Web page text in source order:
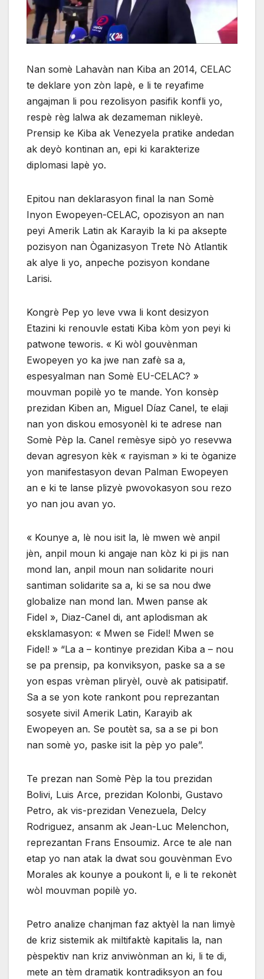
Nan somè Lahavàn nan Kiba an 2014, CELAC
te deklare yon zòn lapè, e li te reyafime
angajman li pou rezolisyon pasifik konfli yo,
respè règ lalwa ak dezameman nikleyè.
Prensip ke Kiba ak Venezyela pratike andedan
ak deyò kontinan an, epi ki karakterize
diplomasi lapè yo.
Epitou nan deklarasyon final la nan Somè
Inyon Ewopeyen-CELAC, opozisyon an nan
peyi Amerik Latin ak Karayib la ki pa aksepte
pozisyon nan Òganizasyon Trete Nò Atlantik
ak alye li yo, anpeche pozisyon kondane
Larisi.
Kongrè Pep yo leve vwa li kont desizyon
Etazini ki renouvle estati Kiba kòm yon peyi ki
patwone teworis. « Ki wòl gouvènman
Ewopeyen yo ka jwe nan zafè sa a,
espesyalman nan Somè EU-CELAC? »
mouvman popilè yo te mande. Yon konsèp
prezidan Kiben an, Miguel Díaz Canel, te elaji
nan yon diskou emosyonèl ki te adrese nan
Somè Pèp la. Canel remèsye sipò yo resevwa
devan agresyon kèk « rayisman » ki te òganize
yon manifestasyon devan Palman Ewopeyen
an e ki te lanse plizyè pwovokasyon sou rezo
yo nan jou avan yo.
« Kounye a, lè nou isit la, lè mwen wè anpil
jèn, anpil moun ki angaje nan kòz ki pi jis nan
mond lan, anpil moun nan solidarite nouri
santiman solidarite sa a, ki se sa nou dwe
globalize nan mond lan. Mwen panse ak
Fidel », Diaz-Canel di, ant aplodisman ak
eksklamasyon: « Mwen se Fidel! Mwen se
Fidel! » “La a – kontinye prezidan Kiba a – nou
se pa prensip, pa konviksyon, paske sa a se
yon espas vrèman pliryèl, ouvè ak patisipatif.
Sa a se yon kote rankont pou reprezantan
sosyete sivil Amerik Latin, Karayib ak
Ewopeyen an. Se poutèt sa, sa a se pi bon
nan somè yo, paske isit la pèp yo pale”.
Te prezan nan Somè Pèp la tou prezidan
Bolivi, Luis Arce, prezidan Kolonbi, Gustavo
Petro, ak vis-prezidan Venezuela, Delcy
Rodriguez, ansanm ak Jean-Luc Melenchon,
reprezantan Frans Ensoumiz. Arce te ale nan
etap yo nan atak la dwat sou gouvènman Evo
Morales ak kounye a poukont li, e li te rekonèt
wòl mouvman popilè yo.
Petro analize chanjman faz aktyèl la nan limyè
de kriz sistemik ak miltifaktè kapitalis la, nan
pèspektiv nan kriz anviwònman an ki, li te di,
mete an tèm dramatik kontradiksyon an fou